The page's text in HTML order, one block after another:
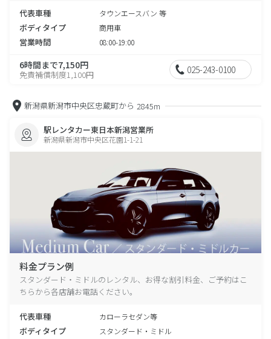
代表車種 タウンエースバン 等
ボディタイプ 商用車
営業時間 08:00-19:00
6時間まで7,150円
免責補償制度1,100円 025-243-0100
新潟県新潟市中央区忠蔵町から 2845m
駅レンタカー東日本新潟営業所
新潟県新潟市中央区花園1-1-21
料金プラン例
スタンダード・ミドルのレンタル、お得な割引料金、ご予約はこ
ちらから各店舗お電話ください。
代表車種 カローラセダン等
ボディタイプ スタンダード・ミドル